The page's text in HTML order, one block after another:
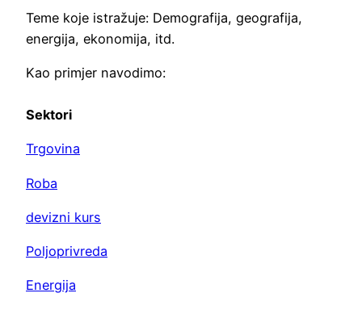
Teme koje istražuje: Demografija, geografija,
energija, ekonomija, itd.
Kao primjer navodimo:
Sektori
Trgovina
Roba
devizni kurs
Poljoprivreda
Energija